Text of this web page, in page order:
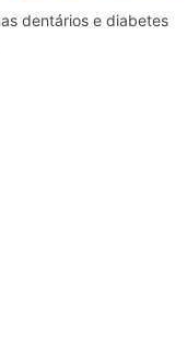
dentários e diabetes